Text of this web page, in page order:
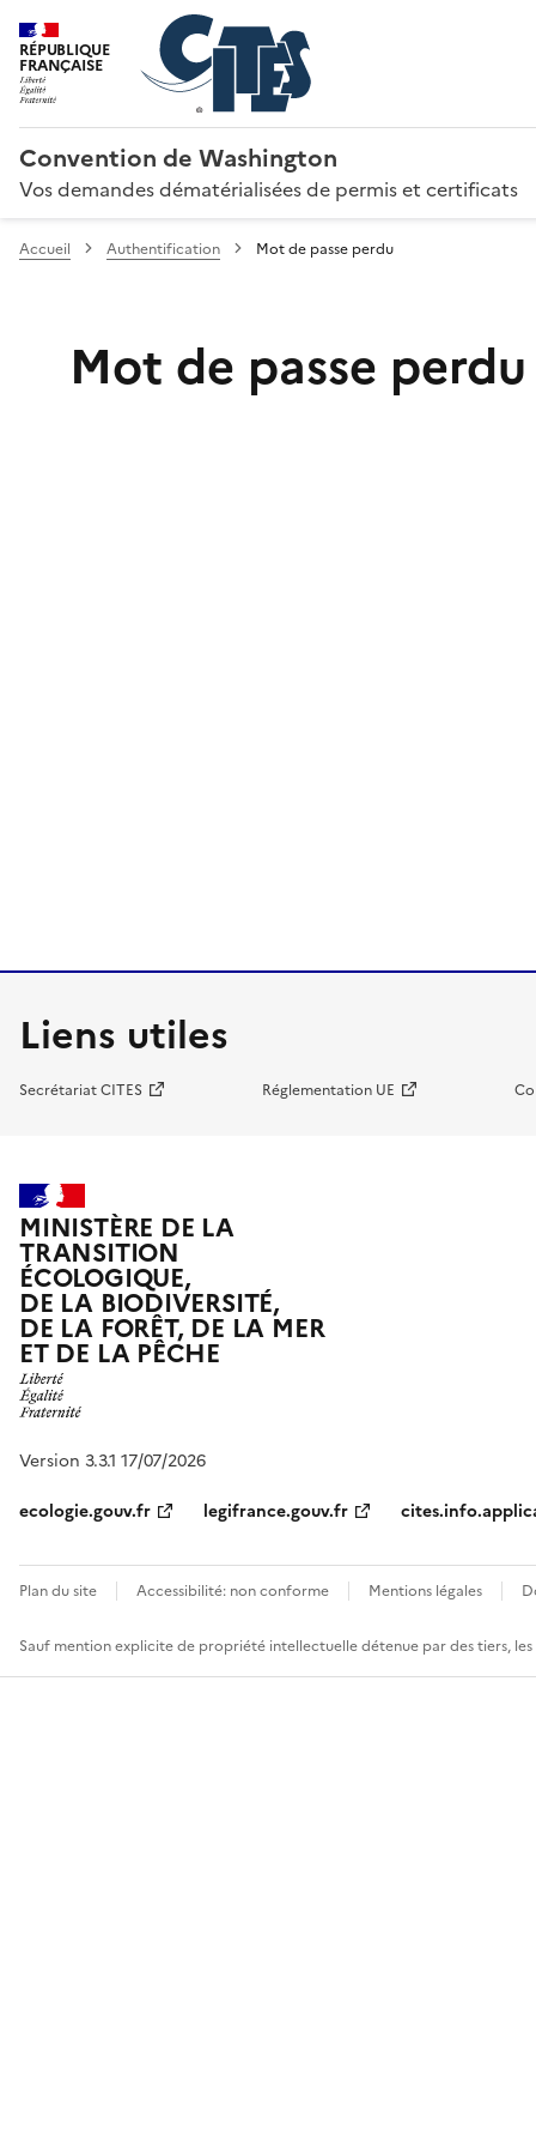
RÉPUBLIQUE
FRANÇAISE
Convention de Washington
Vos demandes dématérialisées de permis et certificats
Accueil Authentification Mot de passe perdu
Mot de passe perdu
Liens utiles
Secrétariat CITES Réglementation UE
MINISTÈRE DE LA
TRANSITION
ÉCOLOGIQUE,
DE LA BIODIVERSITÉ,
DE LA FORÊT, DE LA MER
ET DE LA PÊCHE
Version 3.3.1 17/07/2026
ecologie.gouv.fr
legifrance.gouv.fr
Plan du site Accessibilité: non conforme Mentions légales
Sauf mention explicite de propriété intellectuelle détenue par des tiers,